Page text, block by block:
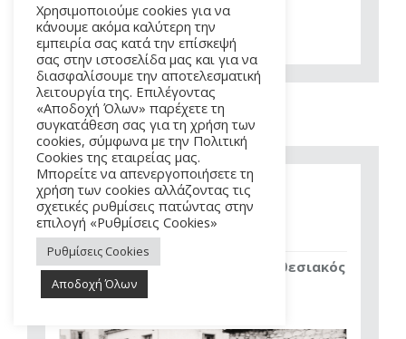
Αγορά εισιτηρίου
σάββατο 22.08.2026
Περιοδική έκθεση
ΧΟΡΩΝ ΧΩΡΟΣ
Αρχαίο Θέατρο Επιδαύρου | Εκθεσιακός
Χώρος
Χρησιμοποιούμε cookies για να
κάνουμε ακόμα καλύτερη την
εμπειρία σας κατά την επίσκεψή
σας στην ιστοσελίδα μας και για να
διασφαλίσουμε την αποτελεσματική
λειτουργία της. Επιλέγοντας
«Αποδοχή Όλων» παρέχετε τη
συγκατάθεση σας για τη χρήση των
cookies, σύμφωνα με την Πολιτική
Cookies της εταιρείας μας.
Μπορείτε να απενεργοποιήσετε τη
χρήση των cookies αλλάζοντας τις
σχετικές ρυθμίσεις πατώντας στην
επιλογή «Ρυθμίσεις Cookies»
Ρυθμίσεις Cookies
Αποδοχή Όλων